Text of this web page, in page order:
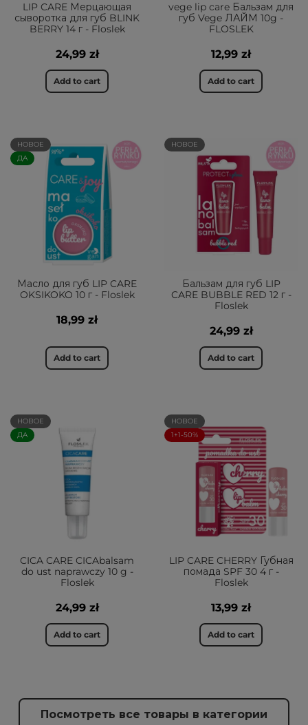
LIP CARE Мерцающая
сыворотка для губ BLINK
BERRY 14 г - Floslek
24,99 zł
Add to cart
vege lip care Бальзам для
губ Vege ЛАЙМ 10g -
FLOSLEK
12,99 zł
Add to cart
НОВОЕ
ДА
Масло для губ LIP CARE
OKSIKOKO 10 г - Floslek
18,99 zł
Add to cart
НОВОЕ
Бальзам для губ LIP
CARE BUBBLE RED 12 г -
Floslek
24,99 zł
Add to cart
НОВОЕ
ДА
CICA CARE CICAbalsam
do ust naprawczy 10 g -
Floslek
24,99 zł
Add to cart
НОВОЕ
1+1-50%
LIP CARE CHERRY Губная
помада SPF 30 4 г -
Floslek
13,99 zł
Add to cart
Посмотреть все товары в категории